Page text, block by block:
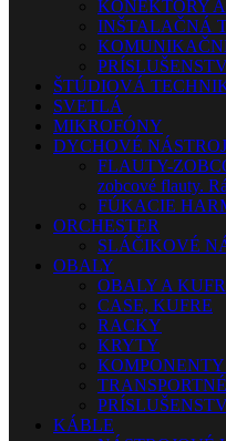
KONEKTORY
INŠTALAČNÁ
ŠTÚDIOVÁ
SVETLÁ
MIKROFÓNY
DYCHOVÉ
FLAUTY-
zobcové flauty.
FÚKACIE
ORCHESTER
SLÁČIKOVÉ
OBALY
OBALY A
CASE, KUFRE
RACKY
KRYTY
KÁBLE